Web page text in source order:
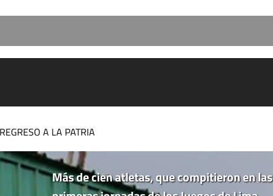
A LA PATRIA
Más de cien atletas, que compitieron en las